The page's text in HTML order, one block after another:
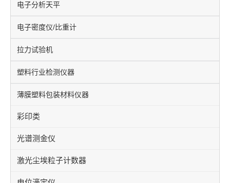
电子分析天平
电子密度仪/比重计
拉力试验机
塑料行业检测仪器
薄膜塑料包装材料仪器
彩印类
光谱测金仪
激光尘埃粒子计数器